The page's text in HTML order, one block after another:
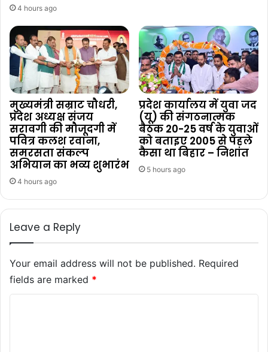
4 hours ago
मुख्यमंत्री सम्राट चौधरी,
प्रदेश अध्यक्ष संजय
सरावगी की मौजूदगी में
पवित्र कलश रवाना,
समरसता संकल्प
अभियान का भव्य शुभारंभ
4 hours ago
प्रदेश कार्यालय में युवा जद
(यू) की संगठनात्मक
बैठक 20-25 वर्ष के युवाओं
को बताइए 2005 से पहले
कैसा था बिहार – निशांत
5 hours ago
Leave a Reply
Your email address will not be published. Required
fields are marked *